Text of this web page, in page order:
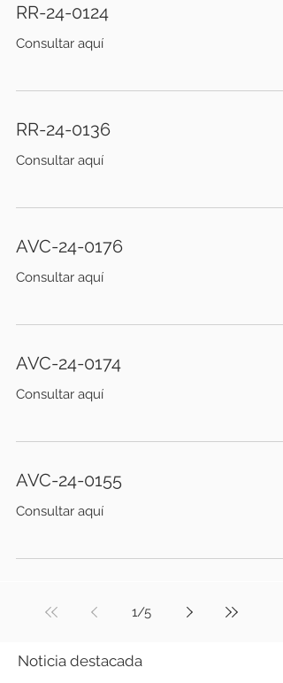
RR-24-0124
Consultar aquí
RR-24-0136
Consultar aquí
AVC-24-0176
Consultar aquí
AVC-24-0174
Consultar aquí
AVC-24-0155
Consultar aquí
1/5
Noticia destacada